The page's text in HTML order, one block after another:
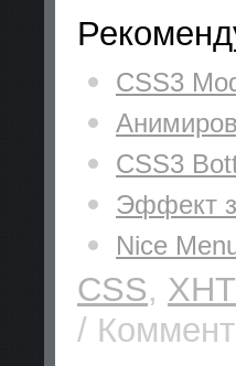
CSS3
CSS3
Эффект
Nice
CSS,
/